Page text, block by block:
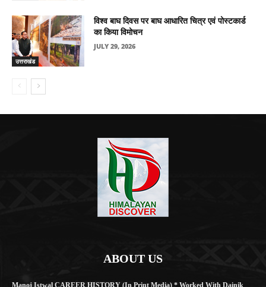
उत्तराखंड
विश्व बाघ दिवस पर बाघ आधारित चित्र एवं पोस्टकार्ड
का किया विमोचन
JULY 29, 2026
ABOUT US
Manoj Istwal CAREER HISTORY (in Print Media) * Worked With Dainik